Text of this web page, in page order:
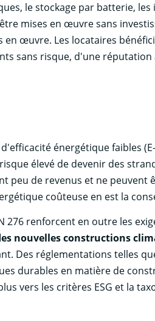
le stockage par batterie,
mises en œuvre sans
en œuvre. Les locataires
sans risque, d'une
énergétique faibles
élevé de devenir des
peu de revenus et ne peuvent
coûteuse en est la
276 renforcent en outre les
nouvelles constructions
Des réglementations telles
durables en matière de
vers les critères ESG et la